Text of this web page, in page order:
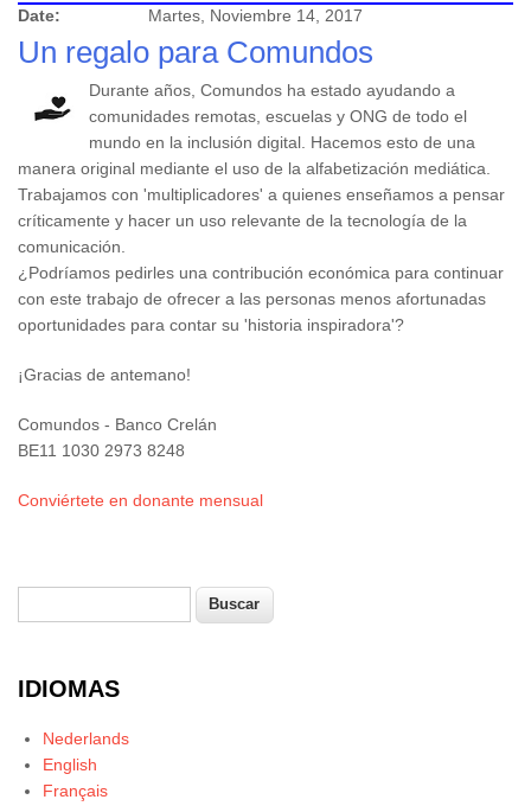
Date: Martes, Noviembre 14, 2017
Un regalo para Comundos
Durante años, Comundos ha estado ayudando a
comunidades remotas, escuelas y ONG de todo el
mundo en la inclusión digital. Hacemos esto de una
manera original mediante el uso de la alfabetización mediática.
Trabajamos con 'multiplicadores' a quienes enseñamos a pensar
críticamente y hacer un uso relevante de la tecnología de la
comunicación.
¿Podríamos pedirles una contribución económica para continuar
con este trabajo de ofrecer a las personas menos afortunadas
oportunidades para contar su 'historia inspiradora'?
¡Gracias de antemano!
Comundos - Banco Crelán
BE11 1030 2973 8248
Conviértete en donante mensual
Formulario de búsqueda
IDIOMAS
Nederlands
English
Français